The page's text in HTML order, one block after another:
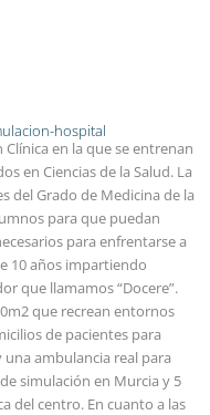
hospital
en la que se entrenan
en Ciencias de la Salud. La
del Grado de Medicina de la
para que puedan
para enfrentarse a
10 años impartiendo
que llamamos “Docere”.
que recrean entornos
de pacientes para
ambulancia real para
simulación en Murcia y 5
del centro. En cuanto a las